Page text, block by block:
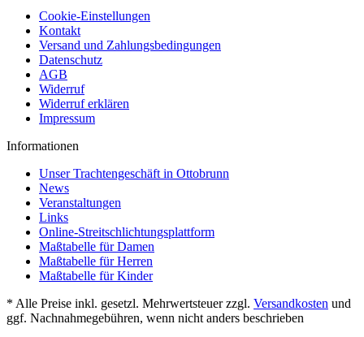
Cookie-Einstellungen
Kontakt
Versand und Zahlungsbedingungen
Datenschutz
AGB
Widerruf
Widerruf erklären
Impressum
Informationen
Unser Trachtengeschäft in Ottobrunn
News
Veranstaltungen
Links
Online-Streitschlichtungsplattform
Maßtabelle für Damen
Maßtabelle für Herren
Maßtabelle für Kinder
* Alle Preise inkl. gesetzl. Mehrwertsteuer zzgl. Versandkosten und
ggf. Nachnahmegebühren, wenn nicht anders beschrieben